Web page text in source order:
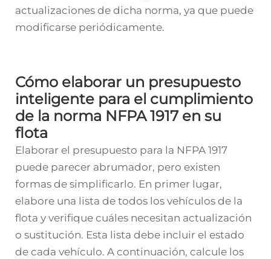
actualizaciones de dicha norma, ya que puede
modificarse periódicamente.
Cómo elaborar un presupuesto
inteligente para el cumplimiento
de la norma NFPA 1917 en su
flota
Elaborar el presupuesto para la NFPA 1917
puede parecer abrumador, pero existen
formas de simplificarlo. En primer lugar,
elabore una lista de todos los vehículos de la
flota y verifique cuáles necesitan actualización
o sustitución. Esta lista debe incluir el estado
de cada vehículo. A continuación, calcule los